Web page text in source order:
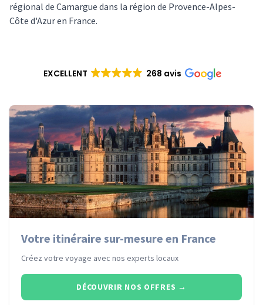
régional de Camargue dans la région de Provence-Alpes-
Côte d'Azur en France.
EXCELLENT 268 avis
Votre itinéraire sur-mesure en France
Créez votre voyage avec nos experts locaux
DÉCOUVRIR NOS OFFRES →